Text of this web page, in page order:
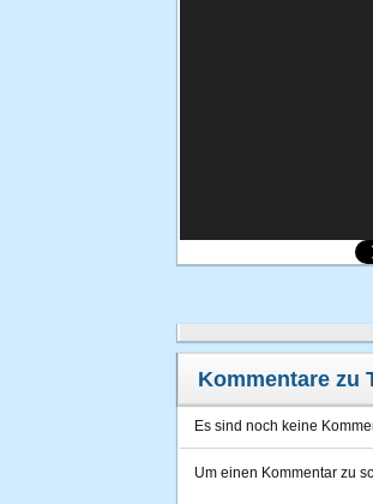
Kommentare zu
Es sind noch keine
Um einen Kommentar zu